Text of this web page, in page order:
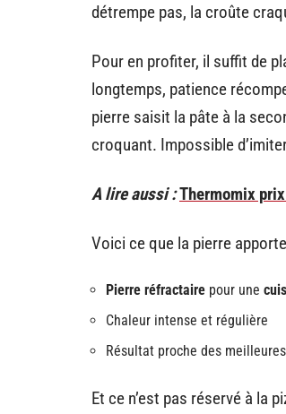
détrempe pas, la croûte
Pour en profiter, il suffit de
longtemps, patience
pierre saisit la pâte à la
croquant. Impossible
A lire aussi :Thermomix
Voici ce que la pierre
Pierre réfractaire pour une
Chaleur intense et régulière
Résultat proche des
Et ce n’est pas réservé à la